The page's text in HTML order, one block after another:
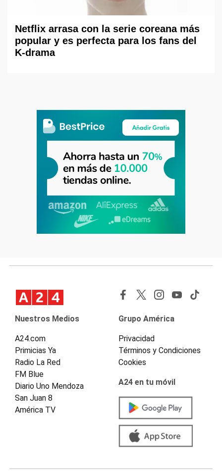
Netflix arrasa con la serie coreana más
popular y es perfecta para los fans del
K-drama
Nuestros Medios
A24.com
Primicias Ya
Radio La Red
FM Blue
Diario Uno Mendoza
San Juan 8
América TV
Grupo América
Privacidad
Términos y Condiciones
Cookies
A24 en tu móvil